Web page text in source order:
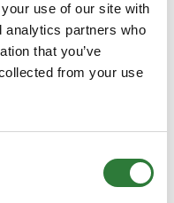
use of our site with
analytics partners who
that you’ve
from your use
på Agromek 2026,
Det er
Danske